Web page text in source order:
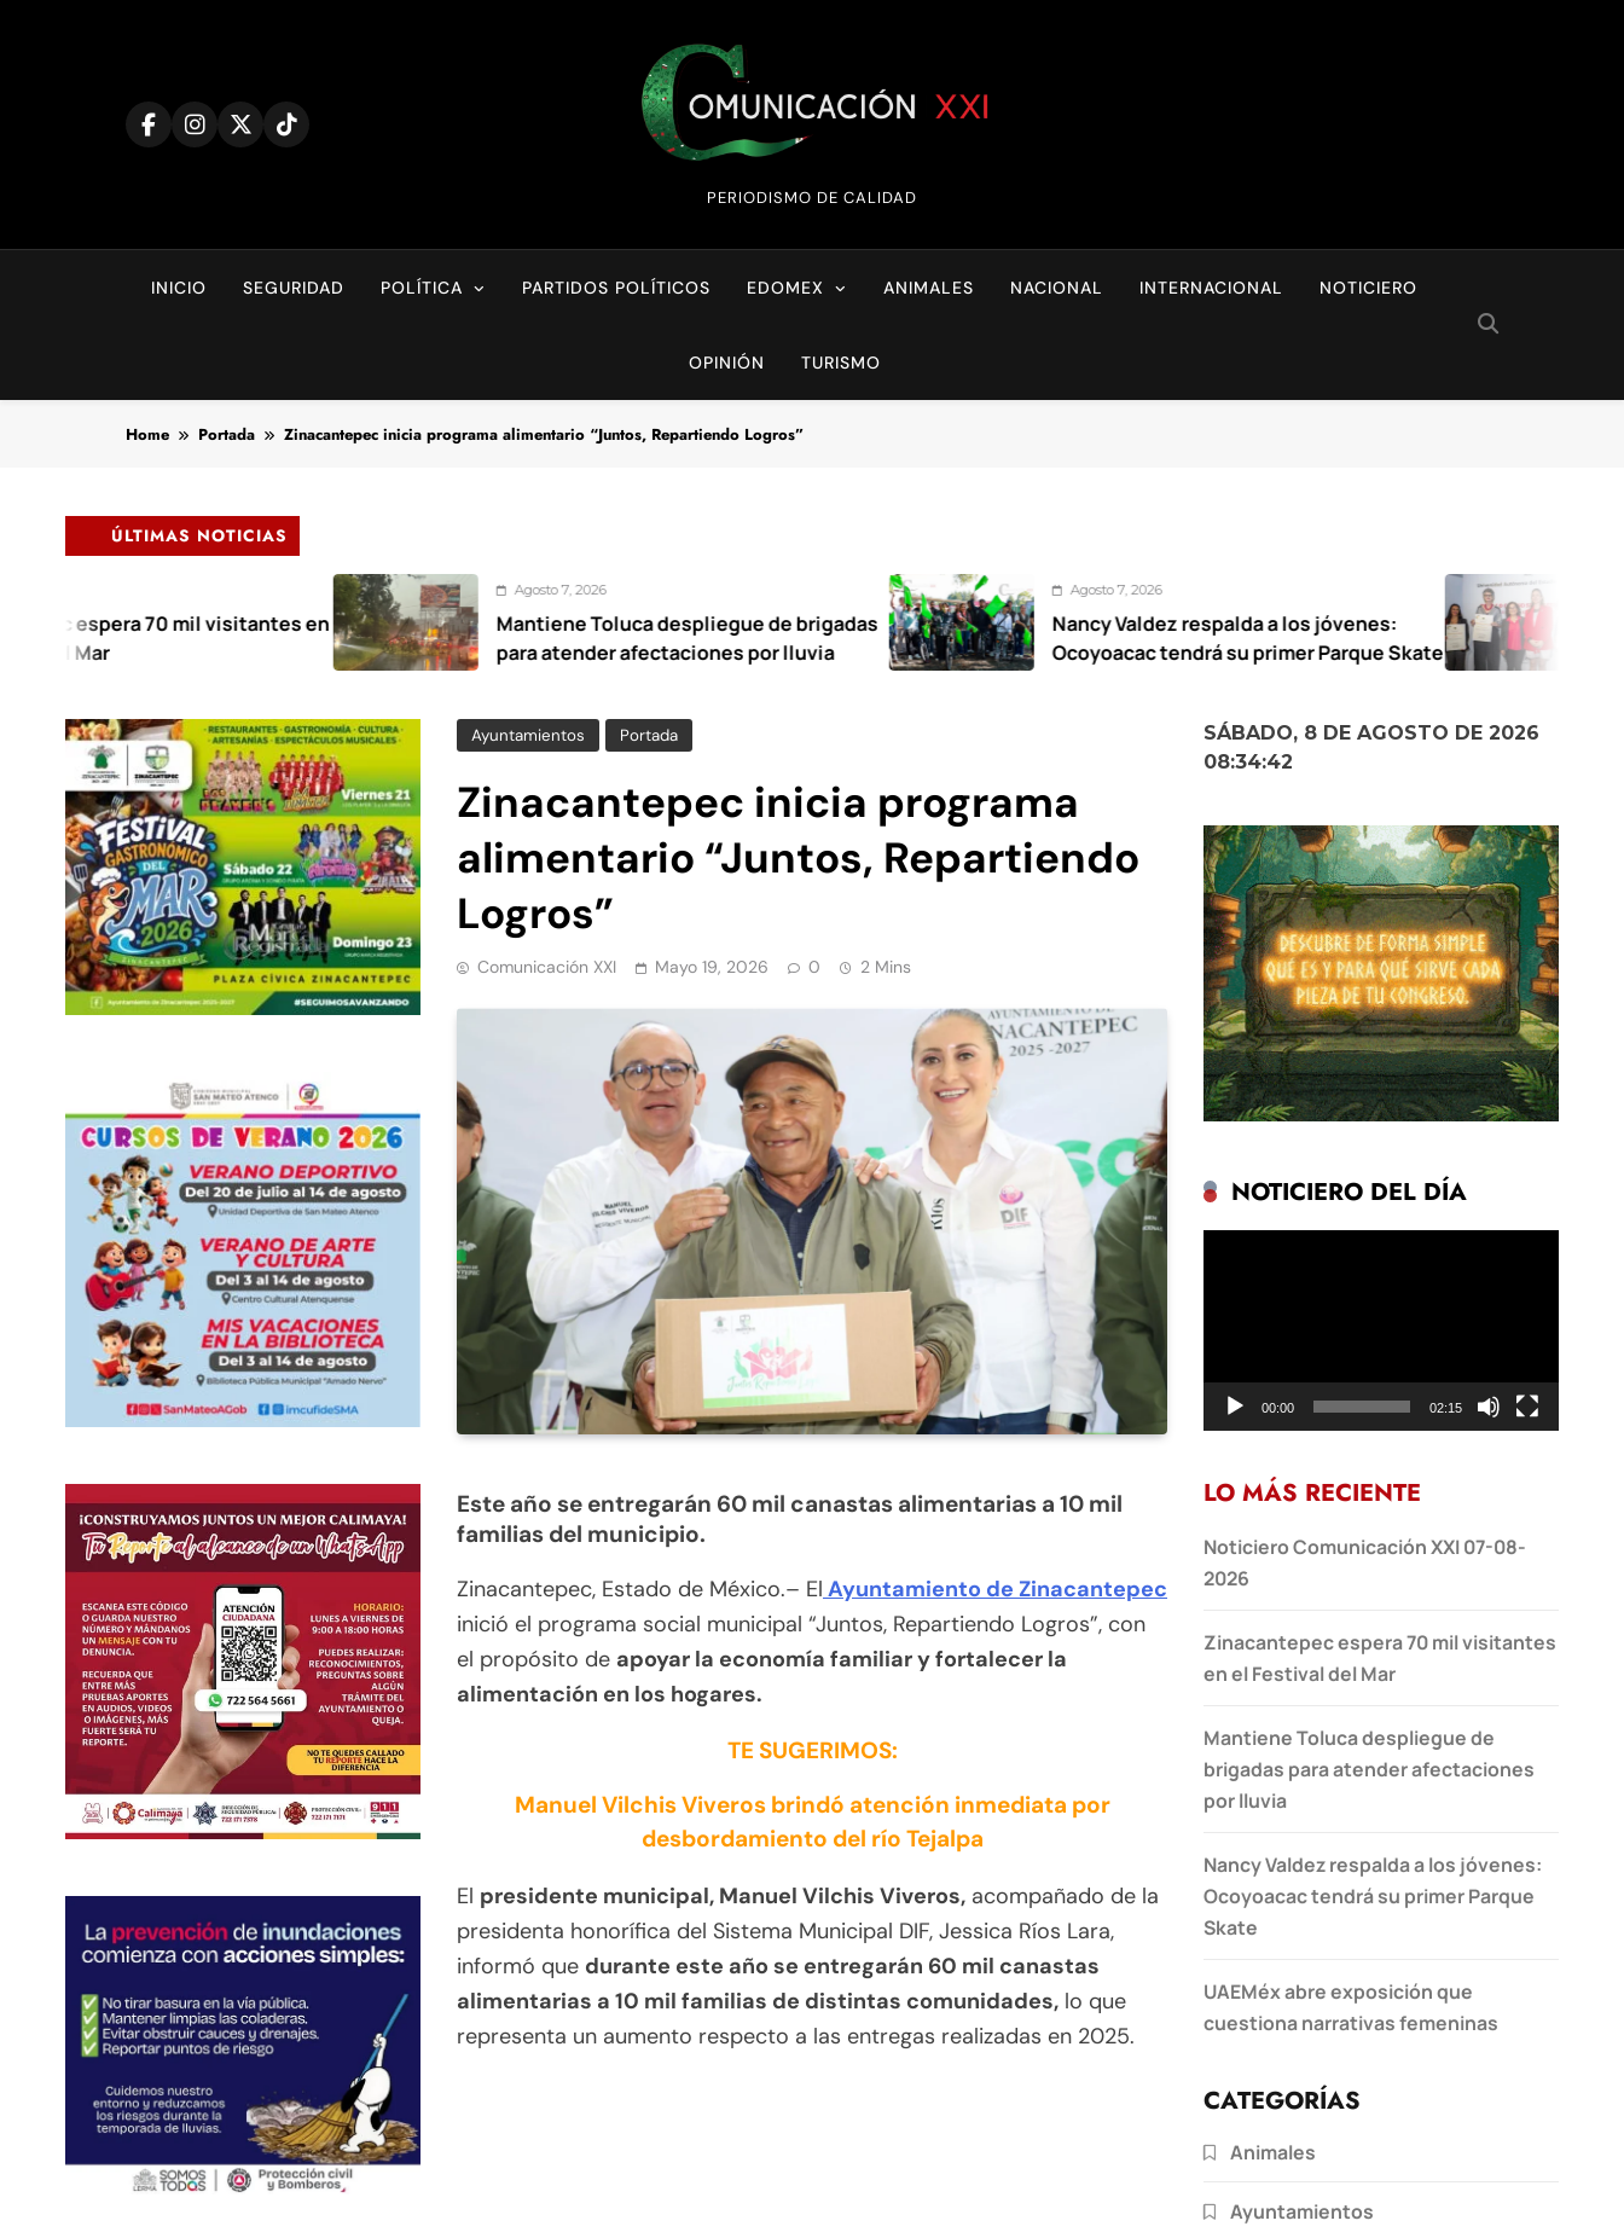
Comunicación XXI
PERIODISMO DE CALIDAD
INICIO SEGURIDAD POLÍTICA PARTIDOS POLÍTICOS EDOMEX ANIMALES NACIONAL INTERNACIONAL NOTICIERO
OPINIÓN TURISMO
Home Portada Zinacantepec inicia programa alimentario “Juntos, Repartiendo Logros”
ÚLTIMAS NOTICIAS
70 mil visitantes en
Agosto 7, 2026
Mantiene Toluca despliegue de brigadas
para atender afectaciones por lluvia
Agosto 7, 2026
Nancy Valdez respalda a los jóvenes:
Ocoyoacac tendrá su primer Parque Skate
Agosto 7, 2026
UAEMéx
narrativas
Ayuntamientos Portada
Zinacantepec inicia programa
alimentario “Juntos, Repartiendo
Logros”
Comunicación XXI Mayo 19, 2026 0 2 Mins
Este año se entregarán 60 mil canastas alimentarias a 10 mil
familias del municipio.
Zinacantepec, Estado de México.– El Ayuntamiento de Zinacantepec
inició el programa social municipal “Juntos, Repartiendo Logros”, con
el propósito de apoyar la economía familiar y fortalecer la
alimentación en los hogares.
TE SUGERIMOS:
Manuel Vilchis Viveros brindó atención inmediata por
desbordamiento del río Tejalpa
El presidente municipal, Manuel Vilchis Viveros, acompañado de la
presidenta honorífica del Sistema Municipal DIF, Jessica Ríos Lara,
informó que durante este año se entregarán 60 mil canastas
alimentarias a 10 mil familias de distintas comunidades, lo que
representa un aumento respecto a las entregas realizadas en 2025.
SÁBADO, 8 DE AGOSTO DE 2026
08:34:43
NOTICIERO DEL DÍA
00:00 02:15
LO MÁS RECIENTE
Noticiero Comunicación XXI 07-08-
2026
Zinacantepec espera 70 mil visitantes
en el Festival del Mar
Mantiene Toluca despliegue de
brigadas para atender afectaciones
por lluvia
Nancy Valdez respalda a los jóvenes:
Ocoyoacac tendrá su primer Parque
Skate
UAEMéx abre exposición que
cuestiona narrativas femeninas
CATEGORÍAS
Animales
Ayuntamientos